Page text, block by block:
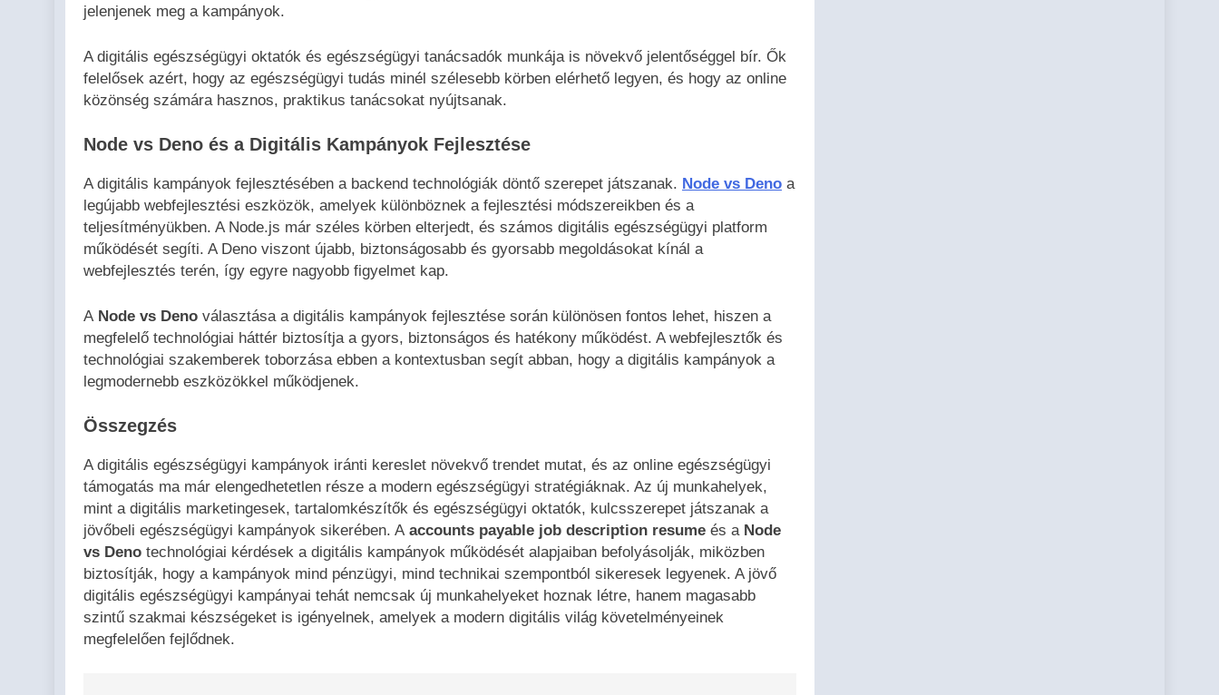
jelenjenek meg a kampányok.
A digitális egészségügyi oktatók és egészségügyi tanácsadók munkája is növekvő jelentőséggel bír. Ők
felelősek azért, hogy az egészségügyi tudás minél szélesebb körben elérhető legyen, és hogy az online
közönség számára hasznos, praktikus tanácsokat nyújtsanak.
Node vs Deno és a Digitális Kampányok Fejlesztése
A digitális kampányok fejlesztésében a backend technológiák döntő szerepet játszanak. Node vs Deno a
legújabb webfejlesztési eszközök, amelyek különböznek a fejlesztési módszereikben és a
teljesítményükben. A Node.js már széles körben elterjedt, és számos digitális egészségügyi platform
működését segíti. A Deno viszont újabb, biztonságosabb és gyorsabb megoldásokat kínál a
webfejlesztés terén, így egyre nagyobb figyelmet kap.
A Node vs Deno választása a digitális kampányok fejlesztése során különösen fontos lehet, hiszen a
megfelelő technológiai háttér biztosítja a gyors, biztonságos és hatékony működést. A webfejlesztők és
technológiai szakemberek toborzása ebben a kontextusban segít abban, hogy a digitális kampányok a
legmodernebb eszközökkel működjenek.
Összegzés
A digitális egészségügyi kampányok iránti kereslet növekvő trendet mutat, és az online egészségügyi
támogatás ma már elengedhetetlen része a modern egészségügyi stratégiáknak. Az új munkahelyek,
mint a digitális marketingesek, tartalomkészítők és egészségügyi oktatók, kulcsszerepet játszanak a
jövőbeli egészségügyi kampányok sikerében. A accounts payable job description resume és a Node
vs Deno technológiai kérdések a digitális kampányok működését alapjaiban befolyásolják, miközben
biztosítják, hogy a kampányok mind pénzügyi, mind technikai szempontból sikeresek legyenek. A jövő
digitális egészségügyi kampányai tehát nemcsak új munkahelyeket hoznak létre, hanem magasabb
szintű szakmai készségeket is igényelnek, amelyek a modern digitális világ követelményeinek
megfelelően fejlődnek.